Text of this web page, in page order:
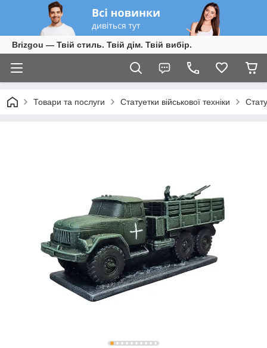
Brizgou — Твій стиль. Твій дім. Твій вибір.
Товари та послуги Статуетки військової техніки